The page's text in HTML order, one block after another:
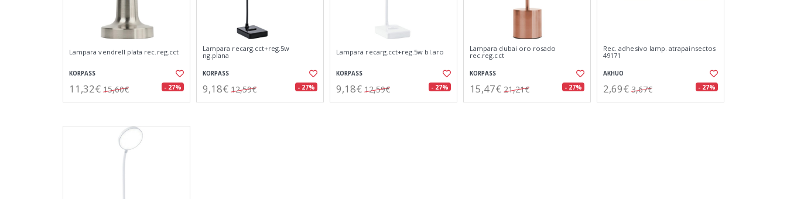
Lampara vendrell plata rec.reg.cct
KORPASS
11,32€ 15,60€ - 27%
Lampara recarg.cct+reg.5w
ng.plana
KORPASS
9,18€ 12,59€ - 27%
Lampara recarg.cct+reg.5w bl.aro
KORPASS
9,18€ 12,59€ - 27%
Lampara dubai oro rosado
rec.reg.cct
KORPASS
15,47€ 21,21€ - 27%
Rec. adhesivo lamp. atrapainsectos
49171
AKHUO
2,69€ 3,67€ - 27%